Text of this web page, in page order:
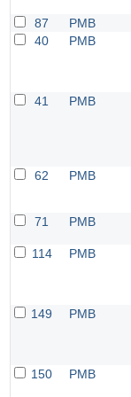
87 PMB
40
PMB
41 PMB
62 PMB
71 PMB
114 PMB
149 PMB
150 PMB